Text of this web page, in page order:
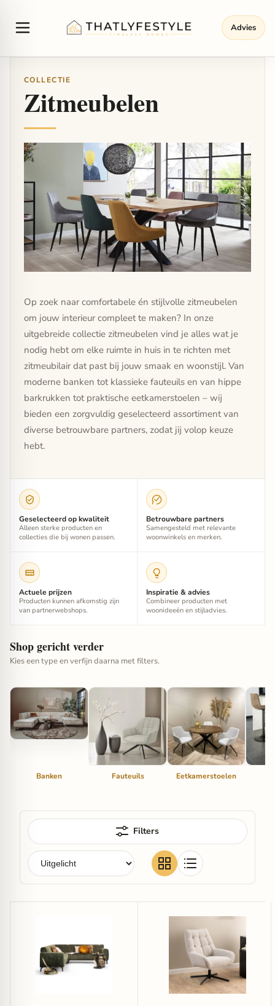
Advies
COLLECTIE
Zitmeubelen
Op zoek naar comfortabele én stijlvolle zitmeubelen
om jouw interieur compleet te maken? In onze
uitgebreide collectie zitmeubelen vind je alles wat je
nodig hebt om elke ruimte in huis in te richten met
zitmeubilair dat past bij jouw smaak en woonstijl. Van
moderne banken tot klassieke fauteuils en van hippe
barkrukken tot praktische eetkamerstoelen – wij
bieden een zorgvuldig geselecteerd assortiment van
diverse betrouwbare partners, zodat jij volop keuze
hebt.
Geselecteerd op kwaliteit
Alleen sterke producten en
collecties die bij wonen passen.
Betrouwbare partners
Samengesteld met relevante
woonwinkels en merken.
Actuele prijzen
Producten kunnen afkomstig zijn
van partnerwebshops.
Inspiratie & advies
Combineer producten met
woonideeën en stijladvies.
Shop gericht verder
Kies een type en verfijn daarna met filters.
Banken Fauteuils Eetkamerstoelen
Filters
Velvet
Groen
Sohome
Draaifauteuil
Beige